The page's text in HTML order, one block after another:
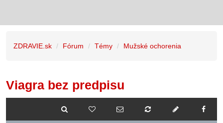
ZDRAVIE.sk Fórum Témy Mužské ochorenia
Viagra bez predpisu